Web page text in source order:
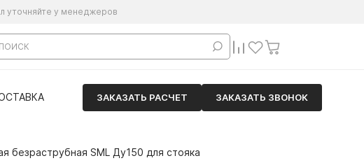
уточняйте у менеджеров
ЗАКАЗАТЬ РАСЧЕТ ЗАКАЗАТЬ ЗВОНОК
безраструбная SML Ду150 для стояка